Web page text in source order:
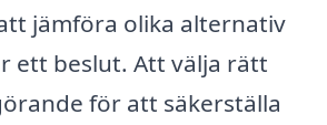
jämföra olika alternativ
ett beslut. Att välja rätt
för att säkerställa